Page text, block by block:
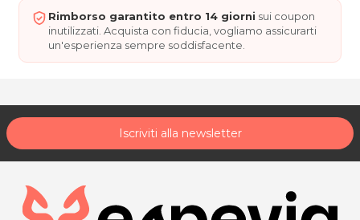
Rimborso garantito entro 14 giorni sui coupon
inutilizzati. Acquista con fiducia, vogliamo assicurarti
un'esperienza sempre soddisfacente.
Iscriviti alla newsletter